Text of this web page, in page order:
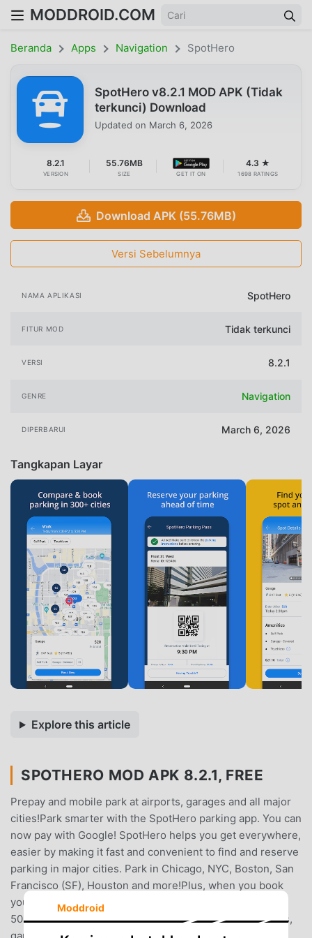
MODDROID.COM
Beranda Apps Navigation SpotHero
SpotHero v8.2.1 MOD APK (Tidak
terkunci) Download
Updated on March 6, 2026
8.2.1
VERSION
55.76MB
SIZE GET IT ON
4.3 ★
1698 RATINGS
Download APK (55.76MB)
Versi Sebelumnya
NAMA APLIKASI SpotHero
FITUR MOD Tidak terkunci
VERSI 8.2.1
GENRE Navigation
DIPERBARUI March 6, 2026
Tangkapan Layar
Explore this article
SPOTHERO MOD APK 8.2.1, FREE
Prepay and mobile park at airports, garages and all major
cities!Park smarter with the SpotHero parking app. You can
now pay with Google! SpotHero helps you get everywhere,
easier by making it fast and convenient to find and reserve
parking in major cities. Park in Chicago, NYC, Boston, San
Francisco (SF), Houston and more!Plus, when you book
your parking spot in advance, you can save up to
50%.SpotHero gives you access to thousands of airports,
Moddroid